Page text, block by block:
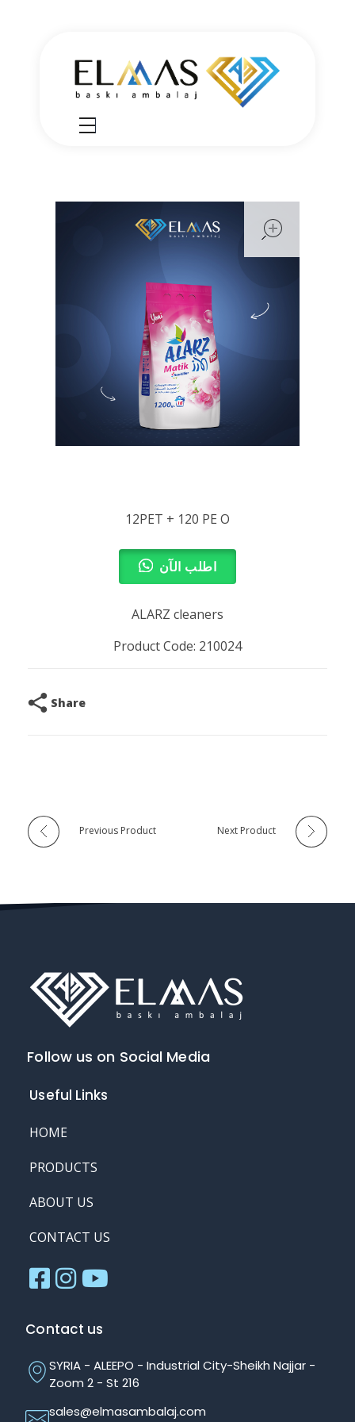
Elmas Ambalajشركة الماس امبلاج في تركيا مختصين في مجالي الطباعة والتغليف للعديد من المنتجات الغذائية والصناعية من رول التغليف وأكياس النايلون بسرعة واتقان وجودة عالية في التنفيذ ضمن أعلى المعايير العالمية وبأسعار منافسة
12PET + 120 PE O
اطلب الآن
ALARZ cleaners
Product Code: 210024
Share
Previous Product Next Product
Follow us on Social Media
Useful Links
HOME
PRODUCTS
ABOUT US
CONTACT US
Contact us
SYRIA - ALEEPO - Industrial City-Sheikh Najjar -
Zoom 2 - St 216
sales@elmasambalaj.com